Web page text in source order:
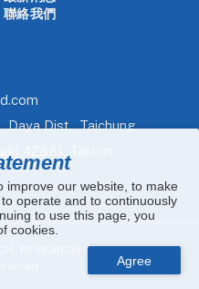
improve our website, to make
operate and to continuously
to use this page, you
cookies.
聯絡我們
Daya Dist., Taichung
42881, Taiwan
RESEARCH CO., LTD. All